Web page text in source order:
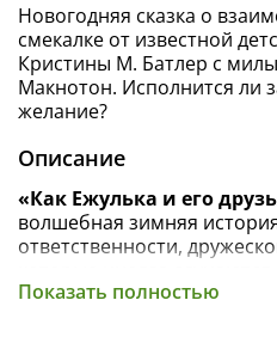
Новогодняя сказка о
смекалке от известной
Кристины М. Батлер с
Макнотон. Исполнится ли
желание?
Описание
«Как Ежулька и его
волшебная зимняя
ответственности,
которые иногда
Показать полностью